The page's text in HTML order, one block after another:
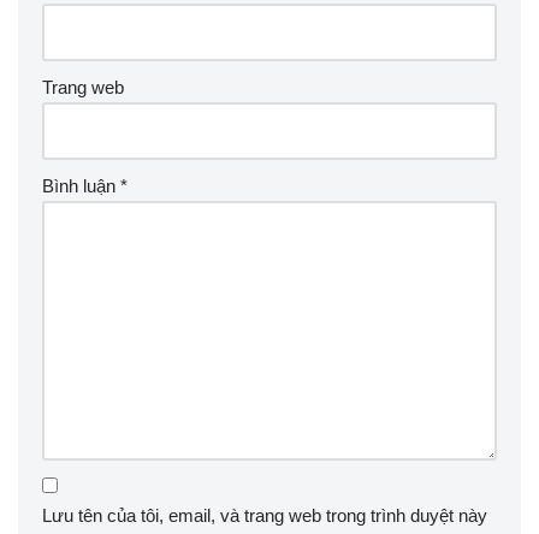
Trang web
Bình luận *
Lưu tên của tôi, email, và trang web trong trình duyệt này